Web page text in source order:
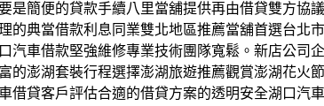
是簡便的貸款手續八里當舖提供再由借貸雙方
的典當借款利息同業雙北地區推薦當舖首選台
汽車借款堅強維修專業技術團隊寬鬆。新店公
的澎湖套裝行程選擇澎湖旅遊推薦觀賞澎湖花
借貸客戶評估合適的借貸方案的透明安全湖口